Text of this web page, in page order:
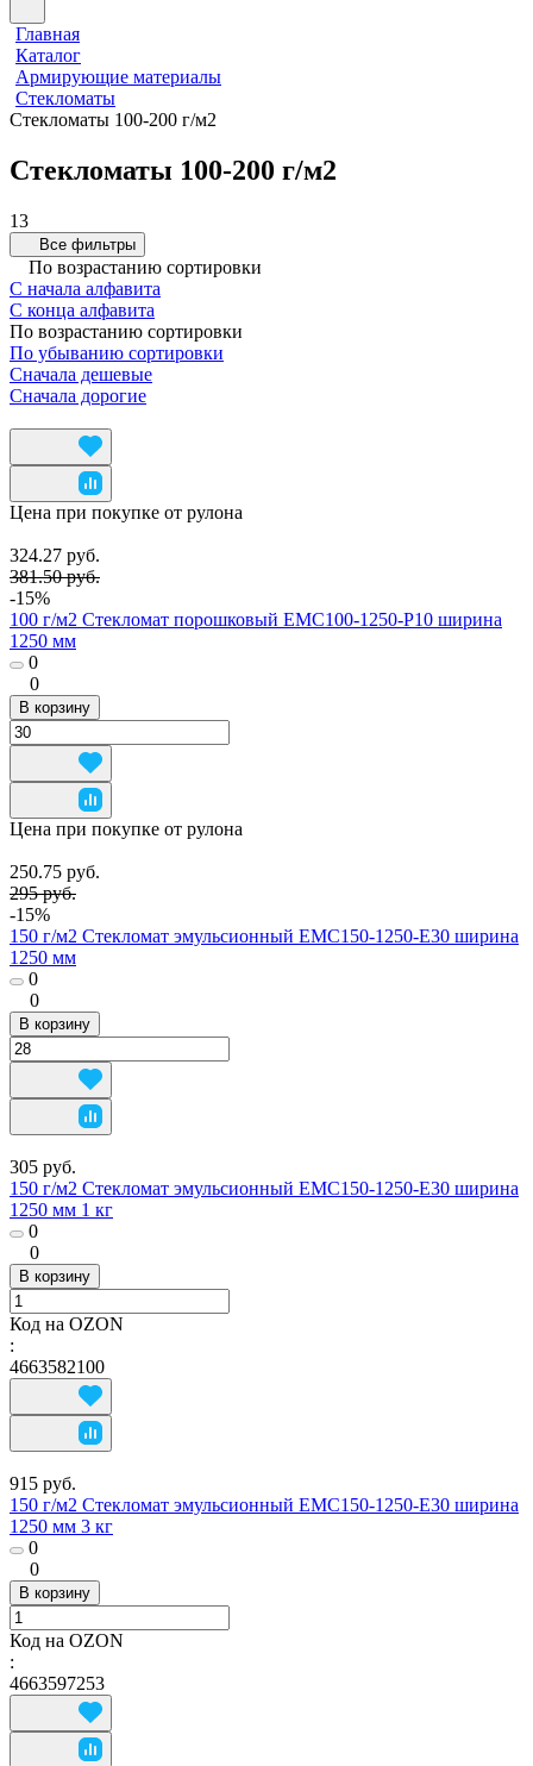
Главная
Каталог
Армирующие материалы
Стекломаты
Стекломаты 100-200 г/м2
Стекломаты 100-200 г/м2
13
Все фильтры
По возрастанию сортировки
С начала алфавита
С конца алфавита
По возрастанию сортировки
По убыванию сортировки
Сначала дешевые
Сначала дорогие
Цена при покупке от рулона
324.27 руб.
381.50 руб.
-15%
100 г/м2 Стекломат порошковый EMC100-1250-P10 ширина
1250 мм
0
0
В корзину
Цена при покупке от рулона
250.75 руб.
295 руб.
-15%
150 г/м2 Стекломат эмульсионный EMC150-1250-E30 ширина
1250 мм
0
0
В корзину
305 руб.
150 г/м2 Стекломат эмульсионный EMC150-1250-E30 ширина
1250 мм 1 кг
0
0
В корзину
Код на OZON
:
4663582100
915 руб.
150 г/м2 Стекломат эмульсионный EMC150-1250-E30 ширина
1250 мм 3 кг
0
0
В корзину
Код на OZON
:
4663597253